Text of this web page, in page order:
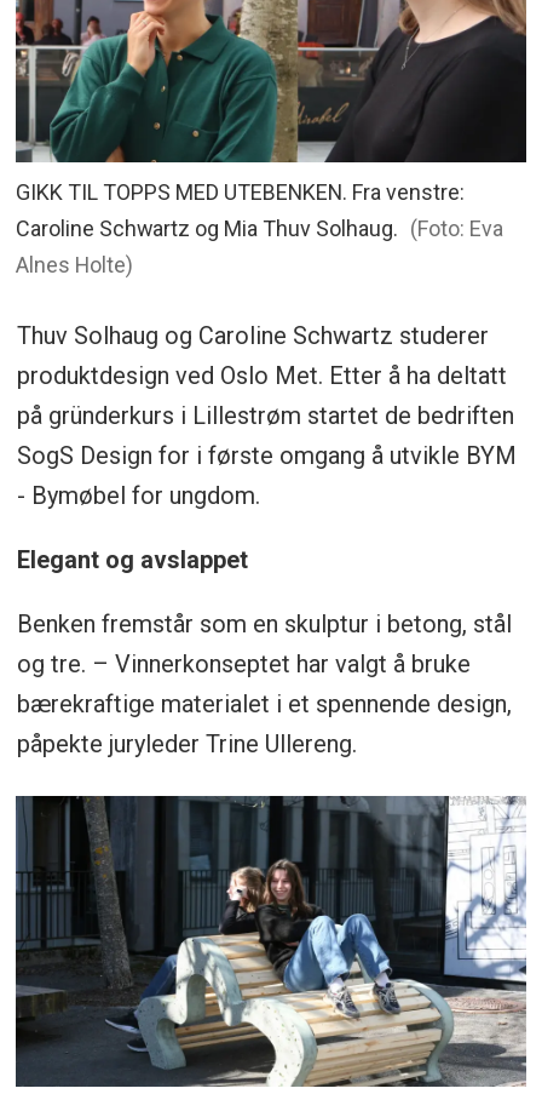
GIKK TIL TOPPS MED UTEBENKEN. Fra venstre:
Caroline Schwartz og Mia Thuv Solhaug. (Foto: Eva
Alnes Holte)
Thuv Solhaug og Caroline Schwartz studerer
produktdesign ved Oslo Met. Etter å ha deltatt
på gründerkurs i Lillestrøm startet de bedriften
SogS Design for i første omgang å utvikle BYM
- Bymøbel for ungdom.
Elegant og avslappet
Benken fremstår som en skulptur i betong, stål
og tre. – Vinnerkonseptet har valgt å bruke
bærekraftige materialet i et spennende design,
påpekte juryleder Trine Ullereng.